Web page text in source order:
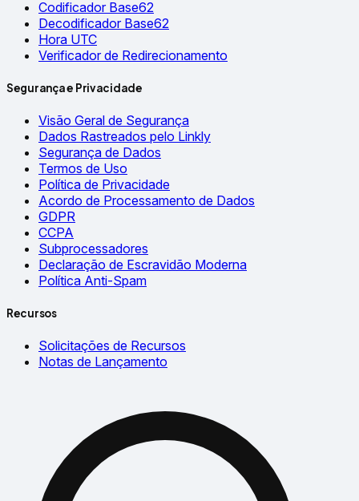
Codificador Base62
Decodificador Base62
Hora UTC
Verificador de Redirecionamento
Segurança e Privacidade
Visão Geral de Segurança
Dados Rastreados pelo Linkly
Segurança de Dados
Termos de Uso
Política de Privacidade
Acordo de Processamento de Dados
GDPR
CCPA
Subprocessadores
Declaração de Escravidão Moderna
Política Anti-Spam
Recursos
Solicitações de Recursos
Notas de Lançamento